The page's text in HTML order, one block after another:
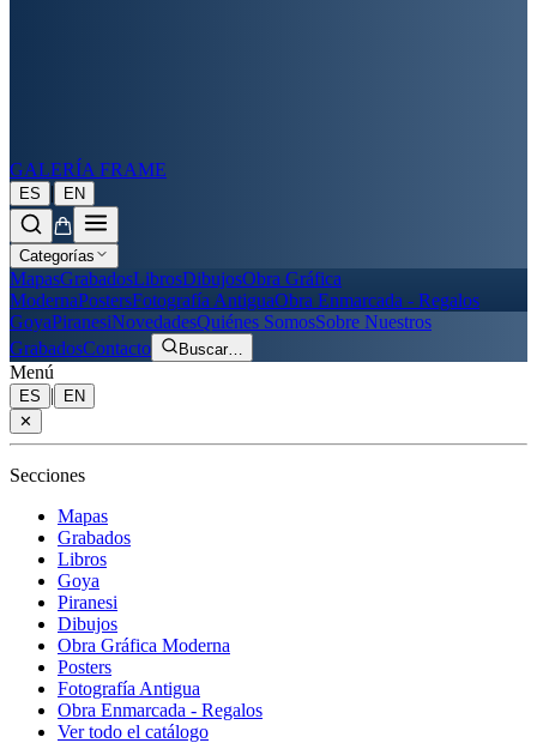
GALERÍA FRAME
ES | EN
Categorías
MapasGrabadosLibrosDibujosObra Gráfica
ModernaPostersFotografía AntiguaObra Enmarcada - Regalos
GoyaPiranesiNovedadesQuiénes SomosSobre Nuestros
GrabadosContacto Buscar…
Menú
ES |
EN
✕
Secciones
Mapas
Grabados
Libros
Goya
Piranesi
Dibujos
Obra Gráfica Moderna
Posters
Fotografía Antigua
Obra Enmarcada - Regalos
Ver todo el catálogo